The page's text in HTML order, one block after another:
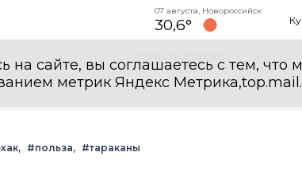
07 августа, Новороссийск
30,6°
на сайте, вы соглашаетесь с тем,
метрик Яндекс
#польза #тараканы